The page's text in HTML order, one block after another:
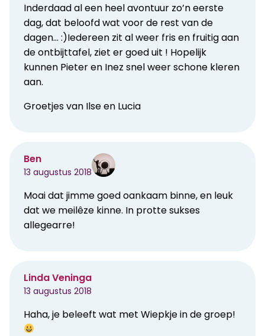
Inderdaad al een heel avontuur zo’n eerste
dag, dat beloofd wat voor de rest van de
dagen… :)Iedereen zit al weer fris en fruitig aan
de ontbijttafel, ziet er goed uit ! Hopelijk
kunnen Pieter en Inez snel weer schone kleren
aan.
Groetjes van Ilse en Lucia
Ben
13 augustus 2018
Moai dat jimme goed oankaam binne, en leuk
dat we meilêze kinne. In protte sukses
allegearre!
Linda Veninga
13 augustus 2018
Haha, je beleeft wat met Wiepkje in de groep!